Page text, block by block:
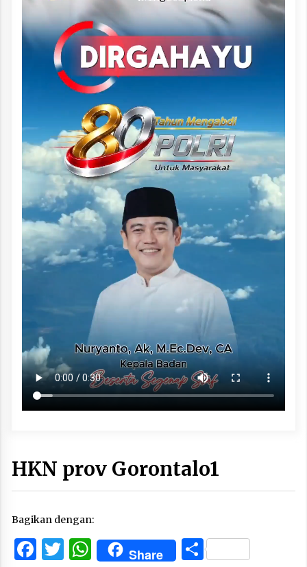
HKN prov Gorontalo1
Bagikan dengan:
Facebook
Twitter
WhatsApp
Share Share